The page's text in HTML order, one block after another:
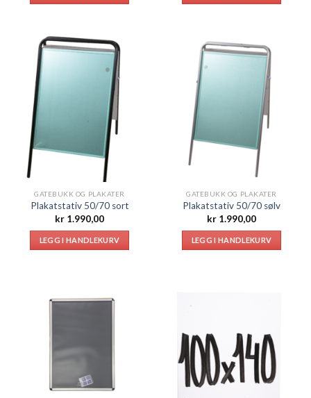
GATEBUKK OG PLAKATER
Plakatstativ 50/70 sort
kr 1.990,00
LEGG I HANDLEKURV
GATEBUKK OG PLAKATER
Plakatstativ 50/70 sølv
kr 1.990,00
LEGG I HANDLEKURV